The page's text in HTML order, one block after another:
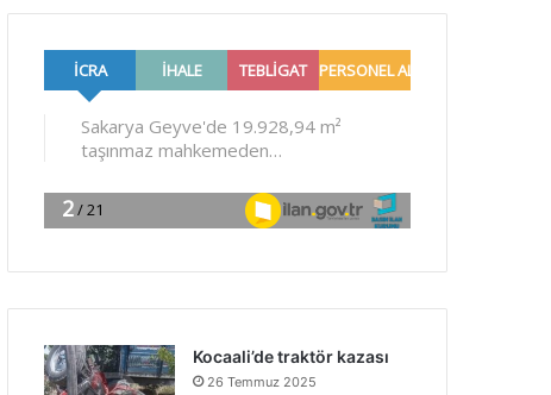
Kocaali’de traktör kazası
26 Temmuz 2025